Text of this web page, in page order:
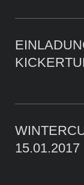
15.01.2017